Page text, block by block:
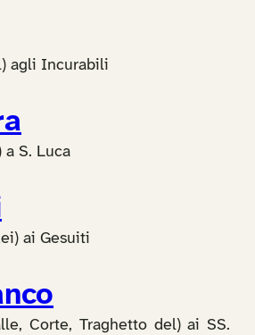
agli Incurabili
a S. Luca
ai Gesuiti
Corte, Traghetto del) ai SS.